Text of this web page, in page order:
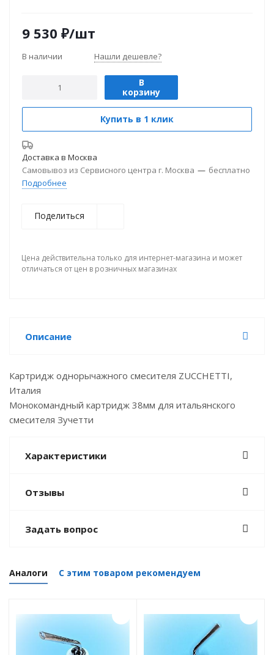
9 530 ₽/шт
В наличии Нашли дешевле?
В
корзину
Купить в 1 клик
Доставка в Москва
Самовывоз из Сервисного центра г. Москва — бесплатно
Подробнее
Поделиться
Цена действительна только для интернет-магазина и может
отличаться от цен в розничных магазинах
Описание
Картридж однорычажного смесителя ZUCCHETTI,
Италия
Монокомандный картридж 38мм для итальянского
смесителя Зучетти
Характеристики
Отзывы
Задать вопрос
Аналоги С этим товаром рекомендуем